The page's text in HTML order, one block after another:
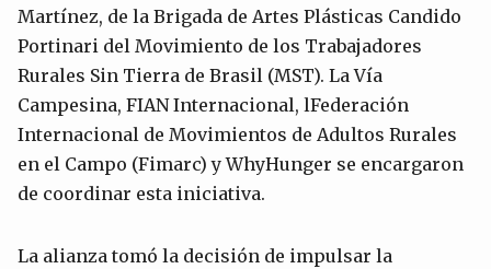
Martínez, de la Brigada de Artes Plásticas Candido
Portinari del Movimiento de los Trabajadores
Rurales Sin Tierra de Brasil (MST). La Vía
Campesina, FIAN Internacional, lFederación
Internacional de Movimientos de Adultos Rurales
en el Campo (Fimarc) y WhyHunger se encargaron
de coordinar esta iniciativa.
La alianza tomó la decisión de impulsar la